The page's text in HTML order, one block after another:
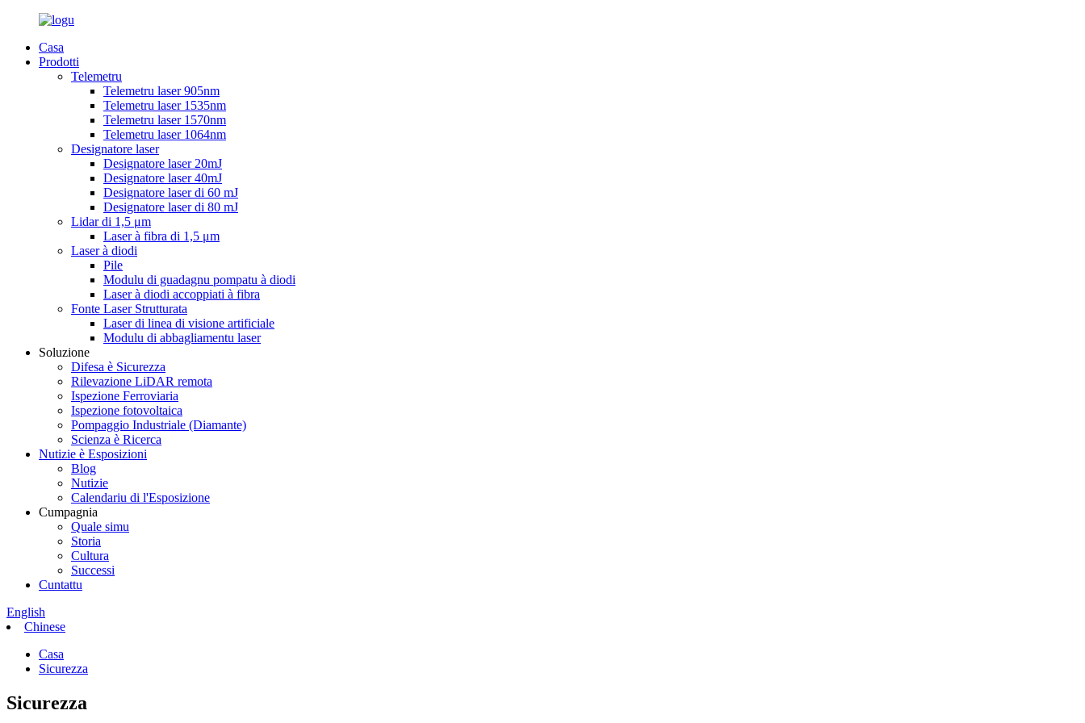
Casa
Prodotti
Telemetru
Telemetru laser 905nm
Telemetru laser 1535nm
Telemetru laser 1570nm
Telemetru laser 1064nm
Designatore laser
Designatore laser 20mJ
Designatore laser 40mJ
Designatore laser di 60 mJ
Designatore laser di 80 mJ
Lidar di 1,5 μm
Laser à fibra di 1,5 μm
Laser à diodi
Pile
Modulu di guadagnu pompatu à diodi
Laser à diodi accoppiati à fibra
Fonte Laser Strutturata
Laser di linea di visione artificiale
Modulu di abbagliamentu laser
Soluzione
Difesa è Sicurezza
Rilevazione LiDAR remota
Ispezione Ferroviaria
Ispezione fotovoltaica
Pompaggio Industriale (Diamante)
Scienza è Ricerca
Nutizie è Esposizioni
Blog
Nutizie
Calendariu di l'Esposizione
Cumpagnia
Quale simu
Storia
Cultura
Successi
Cuntattu
English
Chinese
Casa
Sicurezza
Sicurezza